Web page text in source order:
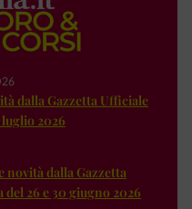
dalla Gazzetta Ufficiale
2026
novità dalla Gazzetta
26 e 30 giugno 2026